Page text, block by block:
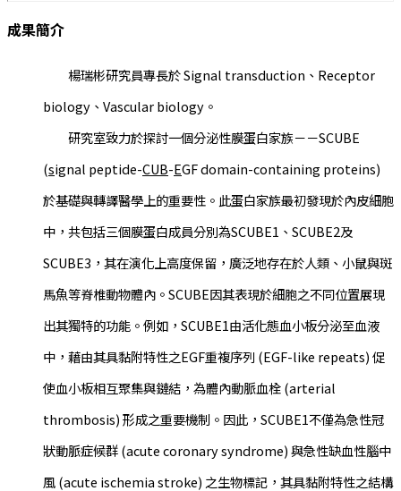
成果簡介
楊瑞彬研究員專長於 Signal transduction、Receptor
biology、Vascular biology。
研究室致力於探討一個分泌性膜蛋白家族－－SCUBE
(signal peptide-CUB-EGF domain-containing proteins)
於基礎與轉譯醫學上的重要性。此蛋白家族最初發現於內皮細胞
中，共包括三個膜蛋白成員分別為SCUBE1、SCUBE2及
SCUBE3，其在演化上高度保留，廣泛地存在於人類、小鼠與斑
馬魚等脊椎動物體內。SCUBE因其表現於細胞之不同位置展現
出其獨特的功能。例如，SCUBE1由活化態血小板分泌至血液
中，藉由其具黏附特性之EGF重複序列 (EGF-like repeats) 促
使血小板相互聚集與鏈結，為體內動脈血栓 (arterial
thrombosis) 形成之重要機制。因此，SCUBE1不僅為急性冠
狀動脈症候群 (acute coronary syndrome) 與急性缺血性腦中
風 (acute ischemia stroke) 之生物標記，其具黏附特性之結構